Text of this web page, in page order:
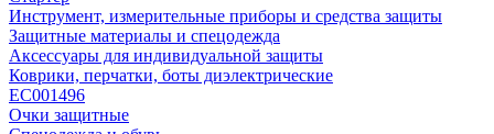
Инструмент, измерительные приборы и средства защиты
Защитные материалы и спецодежда
Аксессуары для индивидуальной защиты
Коврики, перчатки, боты диэлектрические
EC001496
Очки защитные